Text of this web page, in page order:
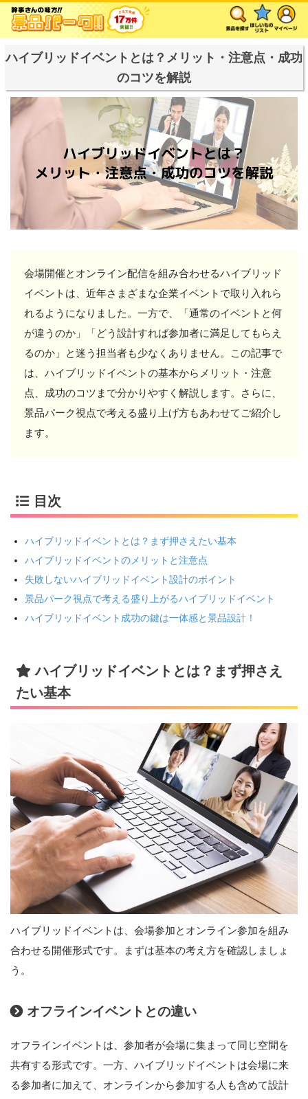
ハイブリッドイベントとは？メリット・注意点・成功
のコツを解説
会場開催とオンライン配信を組み合わせるハイブリッド
イベントは、近年さまざまな企業イベントで取り入れら
れるようになりました。一方で、「通常のイベントと何
が違うのか」「どう設計すれば参加者に満足してもらえ
るのか」と迷う担当者も少なくありません。この記事で
は、ハイブリッドイベントの基本からメリット・注意
点、成功のコツまで分かりやすく解説します。さらに、
景品パーク視点で考える盛り上げ方もあわせてご紹介し
ます。
目次
ハイブリッドイベントとは？まず押さえたい基本
ハイブリッドイベントのメリットと注意点
失敗しないハイブリッドイベント設計のポイント
景品パーク視点で考える盛り上がるハイブリッドイベント
ハイブリッドイベント成功の鍵は一体感と景品設計！
ハイブリッドイベントとは？まず押さえ
たい基本
ハイブリッドイベントは、会場参加とオンライン参加を組み
合わせる開催形式です。まずは基本の考え方を確認しましょ
う。
オフラインイベントとの違い
オフラインイベントは、参加者が会場に集まって同じ空間を
共有する形式です。一方、ハイブリッドイベントは会場に来
る参加者に加えて、オンラインから参加する人も含めて設計